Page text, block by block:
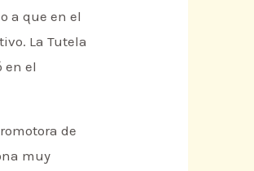
a que en el
La Tutela
en el
de
muy